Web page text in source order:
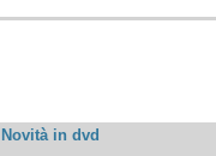
Novità in dvd